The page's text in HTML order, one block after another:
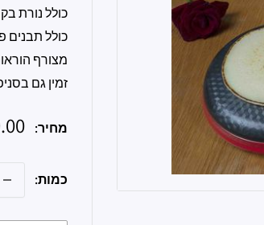
כולל נורת
כולל תבנים
מצורף
זמין גם
מחיר:
כמות: